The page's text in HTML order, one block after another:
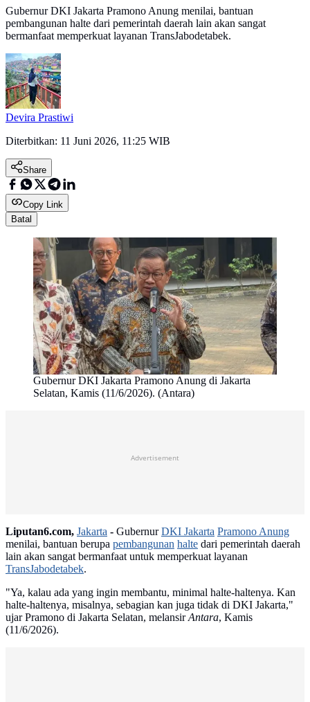
Gubernur DKI Jakarta Pramono Anung menilai, bantuan
pembangunan halte dari pemerintah daerah lain akan sangat
bermanfaat memperkuat layanan TransJabodetabek.
Devira Prastiwi
Diterbitkan: 11 Juni 2026, 11:25 WIB
Share
Copy Link
Batal
Gubernur DKI Jakarta Pramono Anung di Jakarta
Selatan, Kamis (11/6/2026). (Antara)
Advertisement
Liputan6.com, Jakarta - GubernurDKI Jakarta Pramono Anung
menilai, bantuan berupa pembangunan halte dari pemerintah daerah
lain akan sangat bermanfaat untuk memperkuat layanan
TransJabodetabek.
"Ya, kalau ada yang ingin membantu, minimal halte-haltenya. Kan
halte-haltenya, misalnya, sebagian kan juga tidak di DKI Jakarta,"
ujar Pramono di Jakarta Selatan, melansirAntara, Kamis
(11/6/2026).